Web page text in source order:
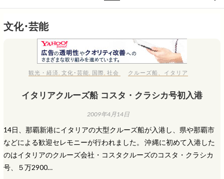
文化･芸能
観光・経済 文化･芸能 国際 社会 クルーズ船 イタリア
イタリアクルーズ船 コスタ・クラシカ号初入港
2009年4月14日
14日、那覇新港にイタリアの大型クルーズ船が入港し、県や那覇市
などによる歓迎セレモニーが行われました。 沖縄に初めて入港した
のはイタリアのクルーズ会社・コスタクルーズのコスタ・クラシカ
号、５万2900…